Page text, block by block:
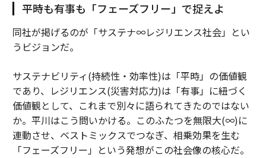
平時も有事も「フェーズフリー」で捉えよ
同社が掲げるのが「サステナ∞レジリエンス社会」とい
うビジョンだ。
サステナビリティ(持続性・効率性)は「平時」の価値観
であり、レジリエンス(災害対応力)は「有事」に紐づく
価値観として、これまで別々に語られてきたのではない
か。平川はこう問いかける。このふたつを無限大(∞)に
連動させ、ベストミックスでつなぎ、相乗効果を生む
「フェーズフリー」という発想がこの社会像の核心だ。